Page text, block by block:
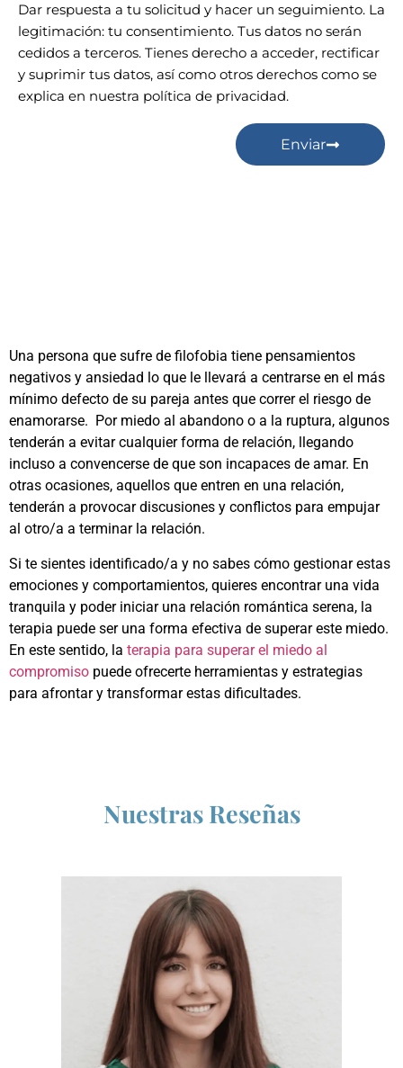
Dar respuesta a tu solicitud y hacer un seguimiento. La
legitimación: tu consentimiento. Tus datos no serán
cedidos a terceros. Tienes derecho a acceder, rectificar
y suprimir tus datos, así como otros derechos como se
explica en nuestra política de privacidad.
Enviar
Una persona que sufre de filofobia tiene pensamientos
negativos y ansiedad lo que le llevará a centrarse en el más
mínimo defecto de su pareja antes que correr el riesgo de
enamorarse. Por miedo al abandono o a la ruptura, algunos
tenderán a evitar cualquier forma de relación, llegando
incluso a convencerse de que son incapaces de amar. En
otras ocasiones, aquellos que entren en una relación,
tenderán a provocar discusiones y conflictos para empujar
al otro/a a terminar la relación.
Si te sientes identificado/a y no sabes cómo gestionar estas
emociones y comportamientos, quieres encontrar una vida
tranquila y poder iniciar una relación romántica serena, la
terapia puede ser una forma efectiva de superar este miedo.
En este sentido, la terapia para superar el miedo al
compromiso puede ofrecerte herramientas y estrategias
para afrontar y transformar estas dificultades.
Nuestras Reseñas